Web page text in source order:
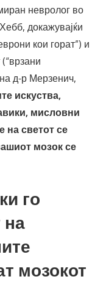
невролог во
докажувајќи
кои горат”) и
д-р Мерзенич,
искуства,
мисловни
на светот се
мозок се
го
на
мозокот